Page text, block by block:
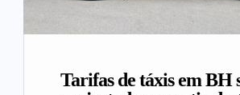
Tarifas de táxis em BH